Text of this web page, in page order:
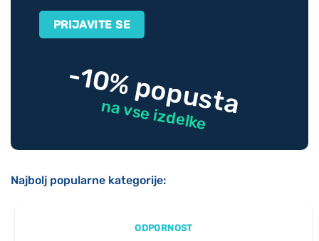
-10% popusta
na vse izdelke
Najbolj popularne kategorije:
ODPORNOST